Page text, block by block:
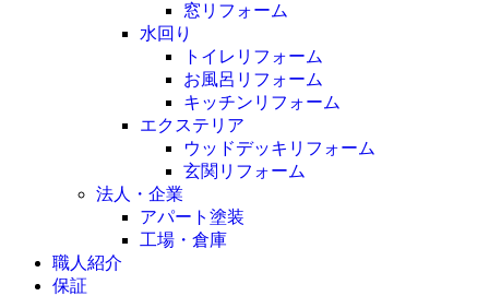
窓リフォーム
水回り
トイレリフォーム
お風呂リフォーム
キッチンリフォーム
エクステリア
ウッドデッキリフォーム
玄関リフォーム
法人・企業
アパート塗装
工場・倉庫
職人紹介
保証